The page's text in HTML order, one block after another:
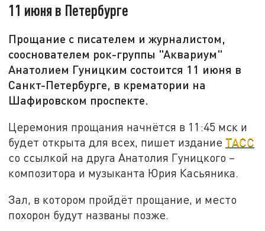
11 июня в Петербурге
Прощание с писателем и журналистом,
сооснователем рок-группы "Аквариум"
Анатолием Гуницким состоится 11 июня в
Санкт-Петербурге, в крематории на
Шафировском проспекте.
Церемония прощания начнётся в 11:45 мск и
будет открыта для всех, пишет издание ТАСС
со ссылкой на друга Анатолия Гуницкого –
композитора и музыканта Юрия Касьяника.
Зал, в котором пройдёт прощание, и место
похорон будут названы позже.